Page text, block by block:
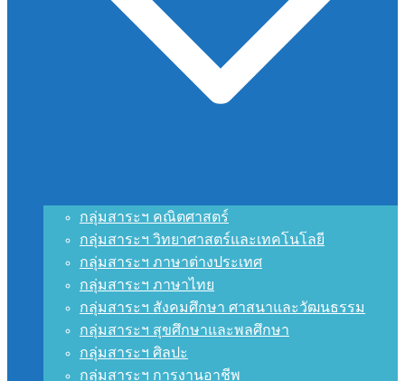
กลุ่มสาระฯ คณิตศาสตร์
กลุ่มสาระฯ วิทยาศาสตร์และเทคโนโลยี
กลุ่มสาระฯ ภาษาต่างประเทศ
กลุ่มสาระฯ ภาษาไทย
กลุ่มสาระฯ สังคมศึกษา ศาสนาและวัฒนธรรม
กลุ่มสาระฯ สุขศึกษาและพลศึกษา
กลุ่มสาระฯ ศิลปะ
กลุ่มสาระฯ การงานอาชีพ